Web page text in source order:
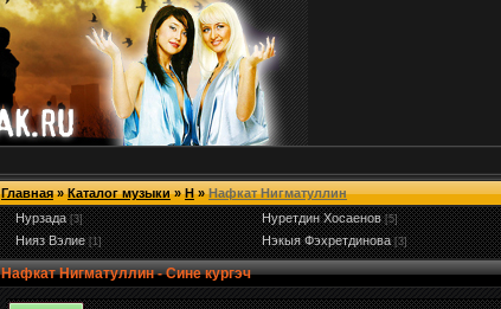
Главная»Каталог музыки»Н» Нафкат Нигматуллин
Нурзада [3] Нуретдин Хосаенов [5]
Нияз Вэлие [1] Нэкыя Фэхретдинова [3]
Нафкат Нигматуллин - Сине кургэч